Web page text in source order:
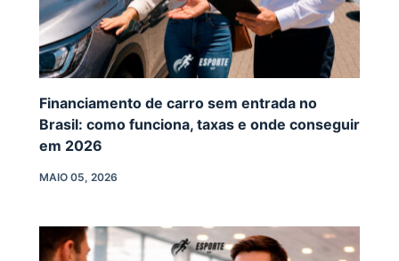
Financiamento de carro sem entrada no
Brasil: como funciona, taxas e onde conseguir
em 2026
MAIO 05, 2026